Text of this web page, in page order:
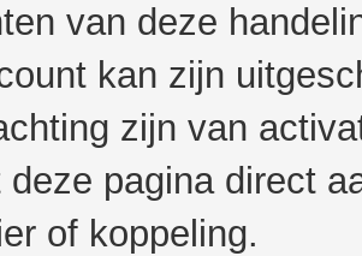
van deze
kan zijn
zijn van
deze pagina direct
of koppeling.